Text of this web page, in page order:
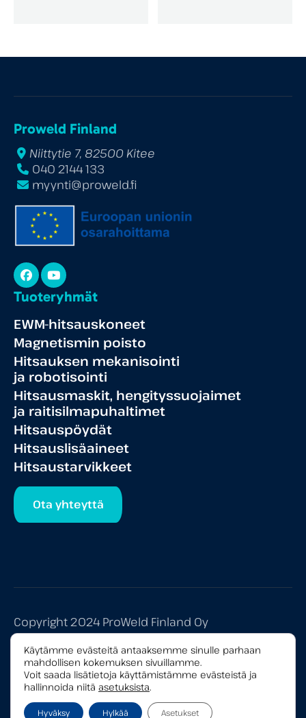
Proweld Finland
Niittytie 7, 82500 Kitee
040 2144 133
myynti@proweld.fi
Facebook
YouTube
Tuoteryhmät
EWM-hitsauskoneet
Magnetismin poisto
Hitsauksen mekanisointi
ja robotisointi
Hitsausmaskit, hengityssuojaimet
ja raitisilmapuhaltimet
Hitsauspöydät
Hitsauslisäaineet
Hitsaustarvikkeet
Ota yhteyttä
Copyright 2024 ProWeld Finland Oy
Tietosuojaseloste
Yleiset myyntiehdot
Käytämme evästeitä antaaksemme sinulle parhaan
mahdollisen kokemuksen sivuillamme.
Voit saada lisätietoja käyttämistämme evästeistä ja
hallinnoida niitä asetuksista.
Hyväksy Hylkää Asetukset